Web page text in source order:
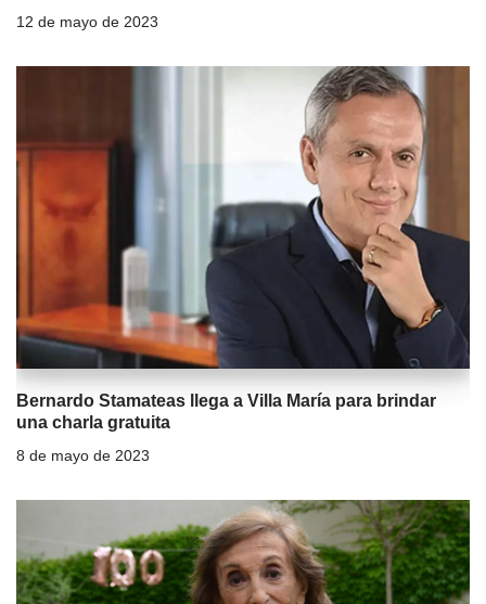
12 de mayo de 2023
Bernardo Stamateas llega a Villa María para brindar
una charla gratuita
8 de mayo de 2023